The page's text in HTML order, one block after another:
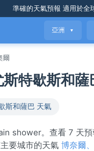
準確的天氣預報 適用於全
亞洲 ▼
爾
斯特歇斯和
斯和薩巴 天氣
shower。查看 7 天預
要城市的天氣 博奈爾